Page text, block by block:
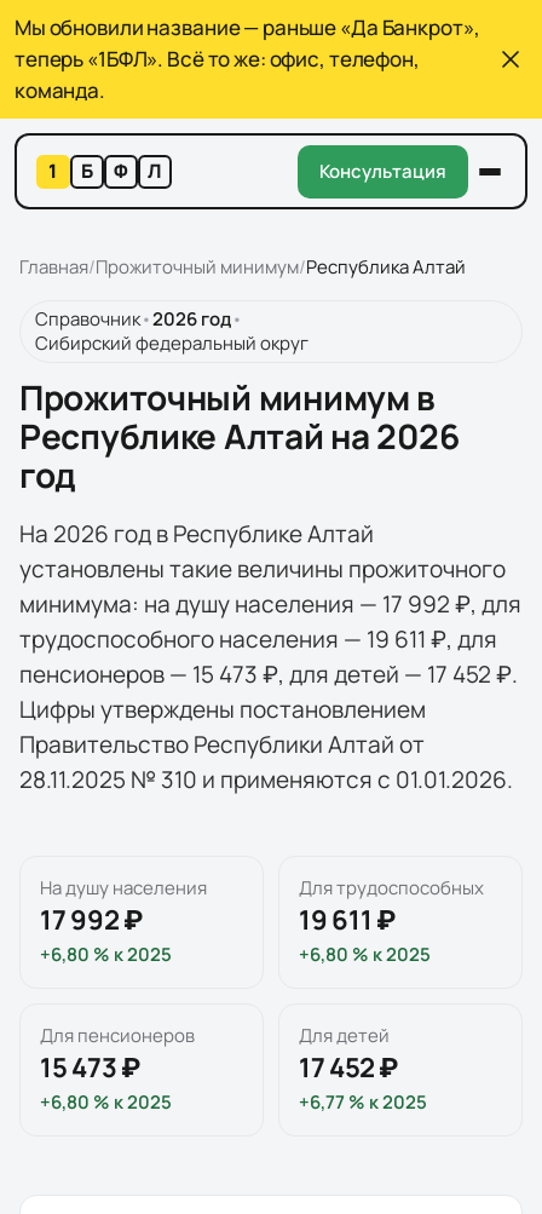
Мы обновили название — раньше «Да Банкрот»,
теперь «1БФЛ». Всё то же: офис, телефон,
команда.
1 Б Ф Л Консультация
Главная/Прожиточный минимум/Республика Алтай
Справочник•2026год•
Сибирский федеральный округ
Прожиточный минимум в
Республике Алтай на 2026
год
На 2026 год в Республике Алтай
установлены такие величины прожиточного
минимума: на душу населения — 17 992 ₽, для
трудоспособного населения — 19 611 ₽, для
пенсионеров — 15 473 ₽, для детей — 17 452 ₽.
Цифры утверждены постановлением
Правительство Республики Алтай от
28.11.2025 № 310 и применяются с 01.01.2026.
На душу населения
17 992 ₽
+6,80 % к2025
Для трудоспособных
19 611 ₽
+6,80 % к2025
Для пенсионеров
15 473 ₽
+6,80 % к2025
Для детей
17 452 ₽
+6,77 % к2025